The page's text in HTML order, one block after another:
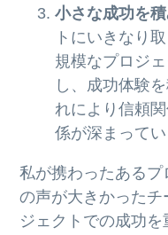
小さな成功を
トにいきなり
規模なプロジ
し、成功体験
れにより信頼
係が深まってい
私が携わったある
の声が大きかった
ジェクトでの成功